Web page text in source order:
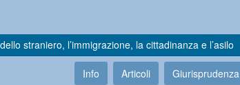
straniero, l’immigrazione, la cittadinanza e l’asilo
Info Articoli Giurisprudenza